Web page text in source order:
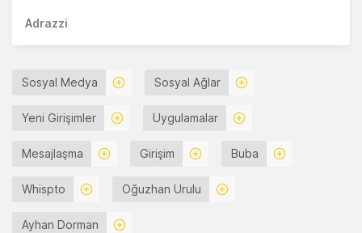
Adrazzi
Sosyal Medya Sosyal Ağlar
Yeni Girişimler Uygulamalar
Mesajlaşma Girişim Buba
Whispto Oğuzhan Urulu
Ayhan Dorman